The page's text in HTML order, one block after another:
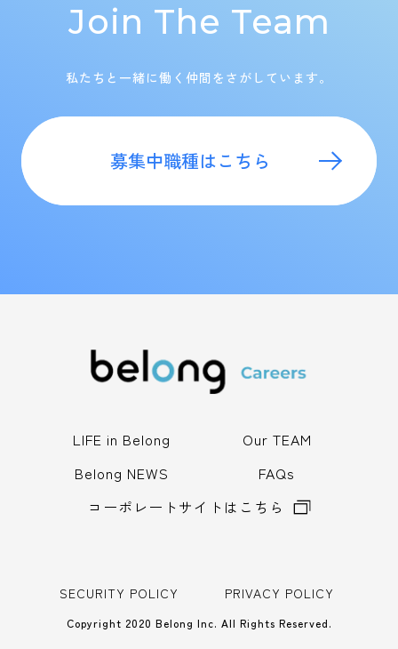
Join The Team
私たちと一緒に働く仲間をさがしています。
募集中職種はこちら
LIFE in Belong
Our TEAM
Belong NEWS
FAQs
コーポレートサイトはこちら
Copyright 2020 Belong Inc. All Rights Reserved.
SECURITY POLICY PRIVACY POLICY